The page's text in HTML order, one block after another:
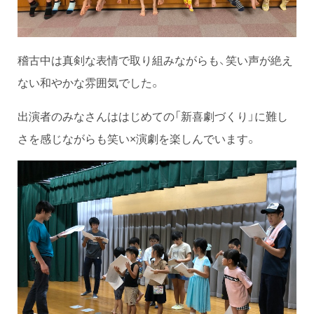
稽古中は真剣な表情で取り組みながらも、笑い声が絶え
ない和やかな雰囲気でした。
出演者のみなさんははじめての「新喜劇づくり」に難し
さを感じながらも笑い×演劇を楽しんでいます。